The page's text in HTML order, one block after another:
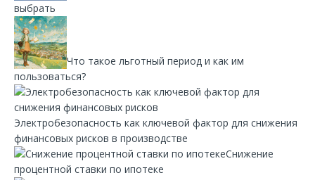
выбрать
Что такое льготный период и как им
пользоваться?
Электробезопасность как ключевой фактор для снижения
финансовых рисков в производстве
Снижение
процентной ставки по ипотеке